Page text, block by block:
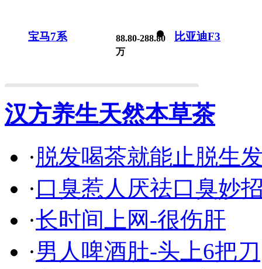
宝马7系
88.80-288.80
万
比亚迪F3
汉方养生天然本草茶
·脱发喝茶就能止脱生
·口臭惹人厌祛口臭妙
·长时间上网-很伤肝
·男人啤酒肚-头上6把刀